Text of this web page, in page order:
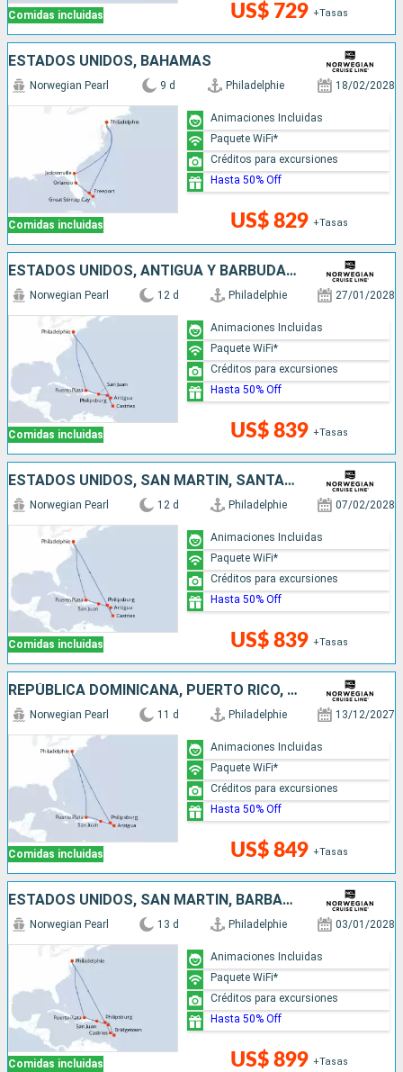
Comidas incluidas US$ 729 +Tasas
ESTADOS UNIDOS, BAHAMAS
Comidas incluidas
Norwegian Pearl 9 d Philadelphie 18/02/2028
US$ 829 +Tasas
Animaciones Incluidas
Paquete WiFi*
Créditos para excursiones
Hasta 50% Off
ESTADOS UNIDOS, ANTIGUA Y BARBUDA, SANTA LUCIA, SAN MARTÍN, PUERTO RICO, REPÚBLICA DOMINICANA
Comidas incluidas
Norwegian Pearl 12 d Philadelphie 27/01/2028
US$ 839 +Tasas
Animaciones Incluidas
Paquete WiFi*
Créditos para excursiones
Hasta 50% Off
ESTADOS UNIDOS, SAN MARTÍN, SANTA LUCIA, ANTIGUA Y BARBUDA, PUERTO RICO, REPÚBLICA DOMINICANA
Comidas incluidas
Norwegian Pearl 12 d Philadelphie 07/02/2028
US$ 839 +Tasas
Animaciones Incluidas
Paquete WiFi*
Créditos para excursiones
Hasta 50% Off
REPÚBLICA DOMINICANA, PUERTO RICO, ANTIGUA Y BARBUDA, SAN MARTÍN, ESTADOS UNIDOS
Comidas incluidas
Norwegian Pearl 11 d Philadelphie 13/12/2027
US$ 849 +Tasas
Animaciones Incluidas
Paquete WiFi*
Créditos para excursiones
Hasta 50% Off
ESTADOS UNIDOS, SAN MARTÍN, BARBADOS, SANTA LUCIA, ANTIGUA Y BARBUDA, PUERTO RICO, REPÚBLICA DOMINICANA
Comidas incluidas
Norwegian Pearl 13 d Philadelphie 03/01/2028
US$ 899 +Tasas
Animaciones Incluidas
Paquete WiFi*
Créditos para excursiones
Hasta 50% Off